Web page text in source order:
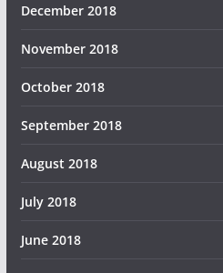
December 2018
November 2018
October 2018
September 2018
August 2018
July 2018
June 2018